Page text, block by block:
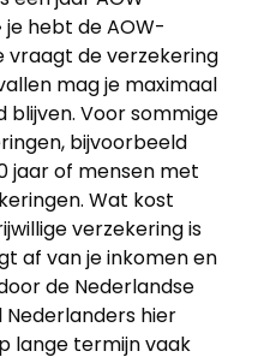
je hebt de AOW-
vraagt de verzekering
mag je maximaal
blijven. Voor sommige
bijvoorbeeld
jaar of mensen met
Wat kost
verzekering is
af van je inkomen en
de Nederlandse
Nederlanders hier
lange termijn vaak